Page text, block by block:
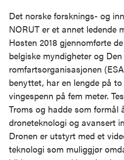
Det norske forsknings- og
NORUT er et annet ledende
Høsten 2018 gjennomførte
belgiske myndigheter og
romfartsorganisasjonen
benyttet, har en lengde på
vingespenn på fem meter.
Troms og hadde som formål
droneteknologi og avansert
Dronen er utstyrt med et
teknologi som muliggjør